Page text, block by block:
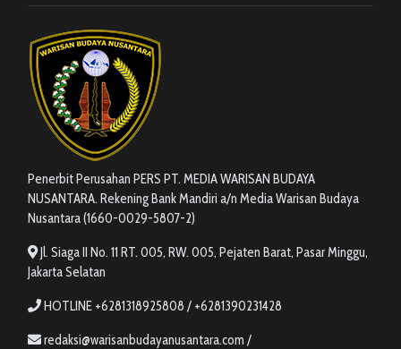
Penerbit Perusahan PERS PT. MEDIA WARISAN BUDAYA
NUSANTARA. Rekening Bank Mandiri a/n Media Warisan Budaya
Nusantara (1660-0029-5807-2)
Jl. Siaga II No. 11 RT. 005, RW. 005, Pejaten Barat, Pasar Minggu,
Jakarta Selatan
HOTLINE +6281318925808 / +6281390231428
redaksi@warisanbudayanusantara.com /